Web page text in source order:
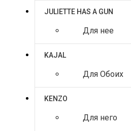
JULIETTE HAS A GUN
Для нее
KAJAL
Для Обоих
KENZO
Для него